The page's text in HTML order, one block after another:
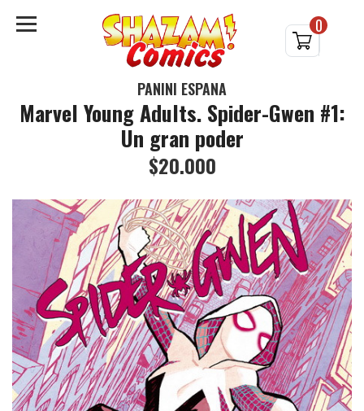
0
PANINI ESPAÑA
Marvel Young Adults. Spider-Gwen #1:
Un gran poder
$20.000